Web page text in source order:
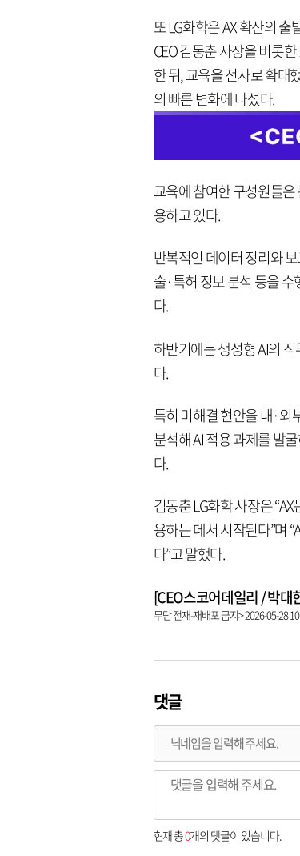
또 LG화학은 AX 확산의
CEO 김동춘 사장을 비롯
한 뒤, 교육을 전사로 확대
의 빠른 변화에 나섰다.
교육에 참여한 구성원들은
용하고 있다.
반복적인 데이터 정리와
술·특허 정보 분석 등을
다.
하반기에는 생성형 AI의
다.
특히 미해결 현안을 내·외
분석해 AI 적용 과제를 발
다.
김동춘 LG화학 사장은
용하는 데서 시작된다”며
다”고 말했다.
[CEO스코어데일리 / 박
무단 전재-재배포 금지> 2026-05-28
댓글
현재 총0개의 댓글이 있습니다.